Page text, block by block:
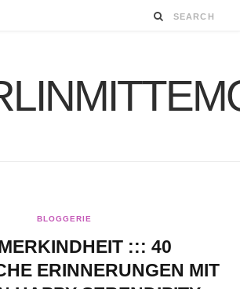
BLOGGERIE
::: 40
ERINNERUNGEN MIT